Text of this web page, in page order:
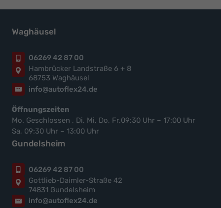
Waghäusel
06269 42 87 00
Hambrücker Landstraße 6 + 8
68753 Waghäusel
info@autoflex24.de
Öffnungszeiten
Mo. Geschlossen , Di, Mi, Do, Fr,09:30 Uhr – 17:00 Uhr
Sa, 09:30 Uhr – 13:00 Uhr
Gundelsheim
06269 42 87 00
Gottlieb-Daimler-Straße 42
74831 Gundelsheim
info@autoflex24.de